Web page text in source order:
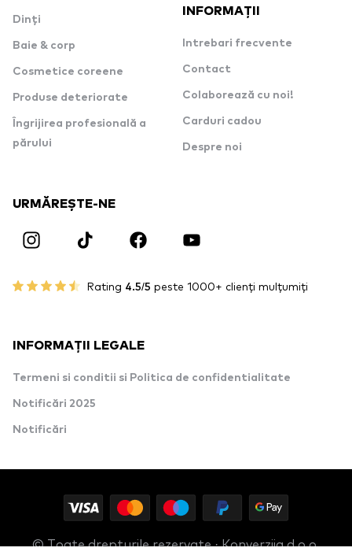
Dinți
Baie & corp
Cosmetice coreene
Produse deteriorate
Îngrijirea profesională a
părului
INFORMAȚII
Intrebari frecvente
Contact
Colaborează cu noi!
Carduri cadou
Despre noi
URMĂREȘTE-NE
Rating 4.5/5 peste 1000+ clienți mulțumiți
INFORMAȚII LEGALE
Termeni si conditii si Politica de confidentialitate
Notificări 2025
Notificări
© Toate drepturile rezervate · Konverzija d.o.o.